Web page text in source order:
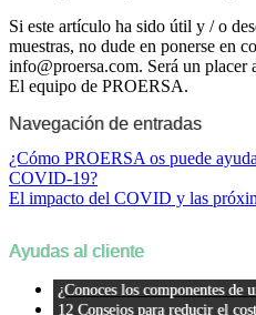
Si este artículo ha sido útil y / o
muestras, no dude en ponerse en
info@proersa.com. Será un placer
El equipo de PROERSA.
Navegación de entradas
¿Cómo PROERSA os puede
COVID-19?
El impacto del COVID y las
Ayudas al cliente
¿Conoces los componentes de
12 Consejos para reducir el